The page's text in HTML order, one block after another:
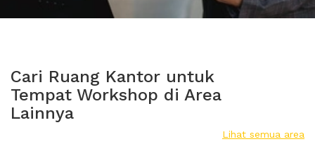
Cari Ruang Kantor untuk
Tempat Workshop di Area
Lainnya
Lihat semua area